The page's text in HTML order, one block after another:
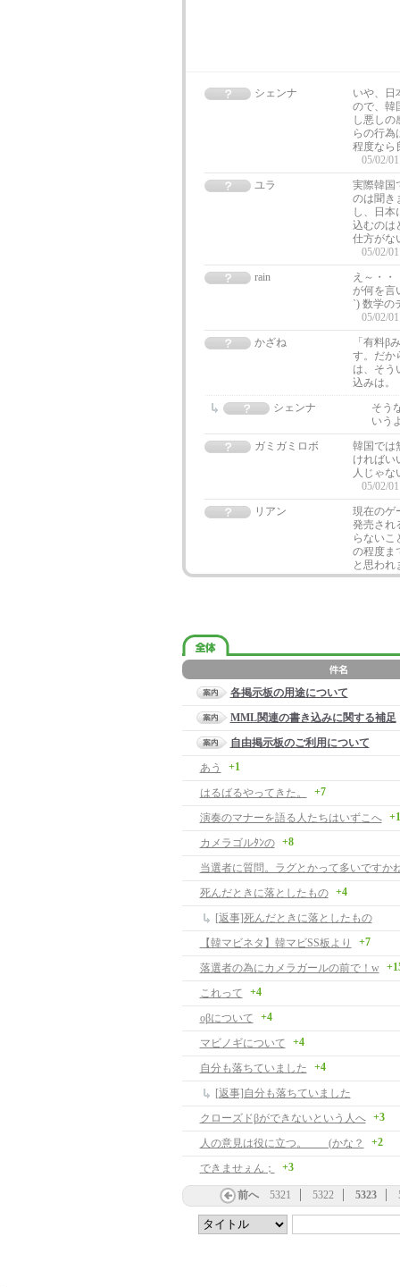
シェンナ
いや、日
ので、韓
し悪しの
らの行為
程度なら
05/02/
ユラ
実際韓国
のは聞き
し、日本
込むのは
仕方がな
05/02/
rain
え～・・
が何を言
`) 数学の
05/02/
かざね
「有料β
す。だか
は、そう
込みは。
シェンナ
そう
いう
ガミガミロボ
韓国では
ければ
人じゃ
05/02/
リアン
現在のゲ
発売され
らないこ
の程度ま
と思わ
各掲示板の用途について
MML関連の書き込みに関する補足
自由掲示板のご利用について
あう
+1
はるばるやってきた。 +7
演奏のマナーを語る人たちはいずこへ
カメラゴルﾀﾝの +8
当選者に質問。ラグとかって多いですか
死んだときに落としたもの
+4
[返事]死んだときに落としたもの
【韓マビネタ】韓マビSS板より
+7
落選者の為にカメラガールの前で！w
これって +4
oβについて +4
マビノギについて +4
自分も落ちていました +4
[返事]自分も落ちていました
クローズドβができないという人へ
+3
人の意見は役に立つ。 (かな？ +2
できませぇん； +3
前へ 5321 5322 5323